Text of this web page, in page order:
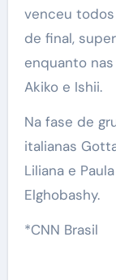
venceu
de final,
enquanto
Akiko e Ishii.
Na fase de
italianas
Liliana e
Elghobashy.
*CNN Brasil